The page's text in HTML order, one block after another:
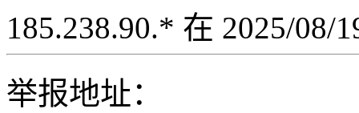
185.238.90.* 在 2025/08/
举报地址：